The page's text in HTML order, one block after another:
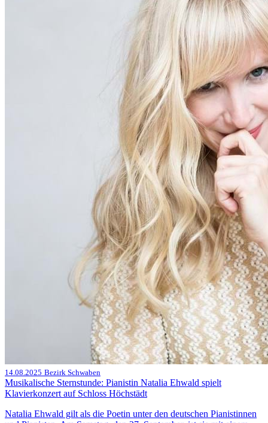
14.08.2025 Bezirk Schwaben
Musikalische Sternstunde: Pianistin Natalia Ehwald spielt
Klavierkonzert auf Schloss Höchstädt
Natalia Ehwald gilt als die Poetin unter den deutschen Pianistinnen